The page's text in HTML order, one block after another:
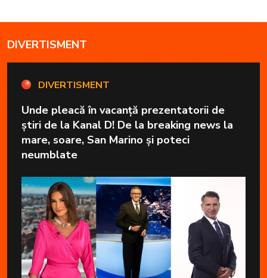
DIVERTISMENT
DIVERTISMENT
Unde pleacă în vacanță prezentatorii de
știri de la Kanal D! De la breaking news la
mare, soare, San Marino și poteci
neumblate